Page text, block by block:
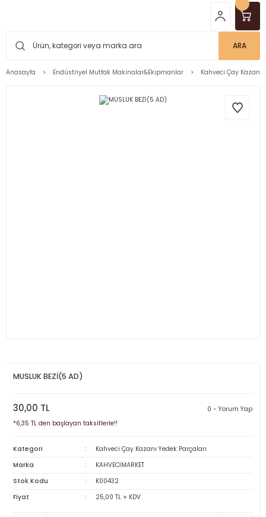
ARA
Anasayfa Endüstriyel Mutfak Makinalar&Ekipmanlar Kahveci Çay
MUSLUK BEZİ(5 AD)
30,00 TL
0 - Yorum Yap
*6,35 TL den başlayan taksitlerle!!
Kategori
Kahveci Çay Kazanı Yedek Parçaları
Marka
KAHVECİMARKET
Stok Kodu
K00432
Fiyat
25,00 TL + KDV